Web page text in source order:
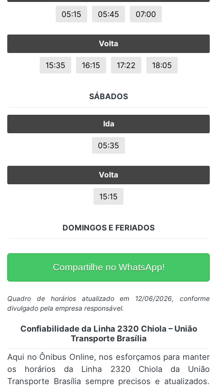
05:15 05:45 07:00
Volta
15:35 16:15 17:22 18:05
SÁBADOS
Ida
05:35
Volta
15:15
DOMINGOS E FERIADOS
Compartilhe no WhatsApp!
Quadro de horários atualizado em 12/06/2026, conforme
divulgado pela empresa responsável.
Confiabilidade da Linha 2320 Chiola – União
Transporte Brasília
Aqui no Ônibus Online, nos esforçamos para manter
os horários da Linha 2320 Chiola da União
Transporte Brasília sempre precisos e atualizados.